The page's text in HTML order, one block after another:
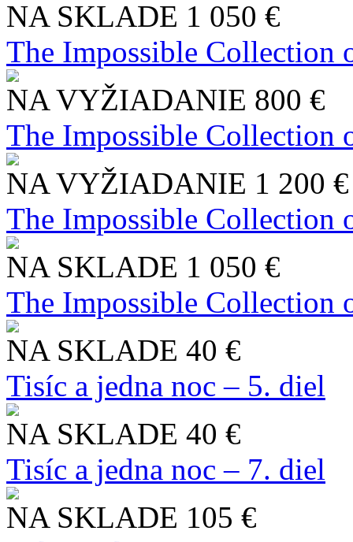
NA SKLADE 1 050 €
The Impossible Collection
NA VYŽIADANIE 800 €
The Impossible Collection
NA VYŽIADANIE 1 200 €
The Impossible Collection
NA SKLADE 1 050 €
The Impossible Collection
NA SKLADE 40 €
Tisíc a jedna noc – 5. diel
NA SKLADE 40 €
Tisíc a jedna noc – 7. diel
NA SKLADE 105 €